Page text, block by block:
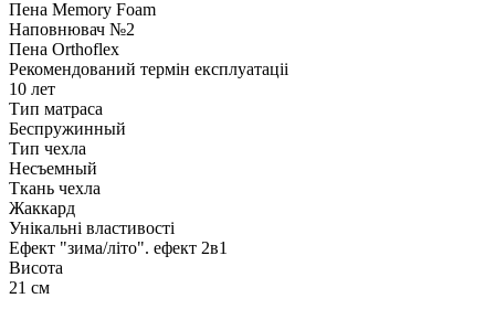
Пена Memory Foam
Наповнювач №2
Пена Orthoflex
Рекомендований термін експлуатаціі
10 лет
Тип матраса
Беспружинный
Тип чехла
Несъемный
Ткань чехла
Жаккард
Унікальні властивості
Ефект "зима/літо". ефект 2в1
Висота
21 см